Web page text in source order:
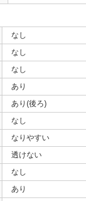
なし
なし
なし
あり
あり(後ろ)
なし
なりやすい
透けない
なし
あり